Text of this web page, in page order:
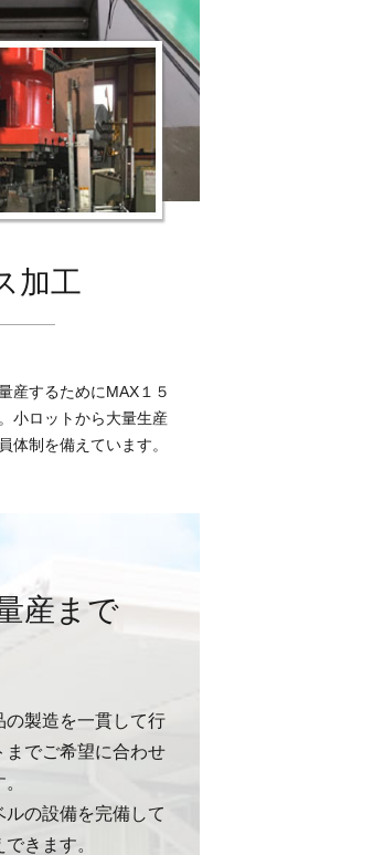
加工
産するためにMAX１５
小ロットから大量生産
体制を備えています。
産まで
の製造を一貫して行
までご希望に合わせ
の設備を完備して
きます。